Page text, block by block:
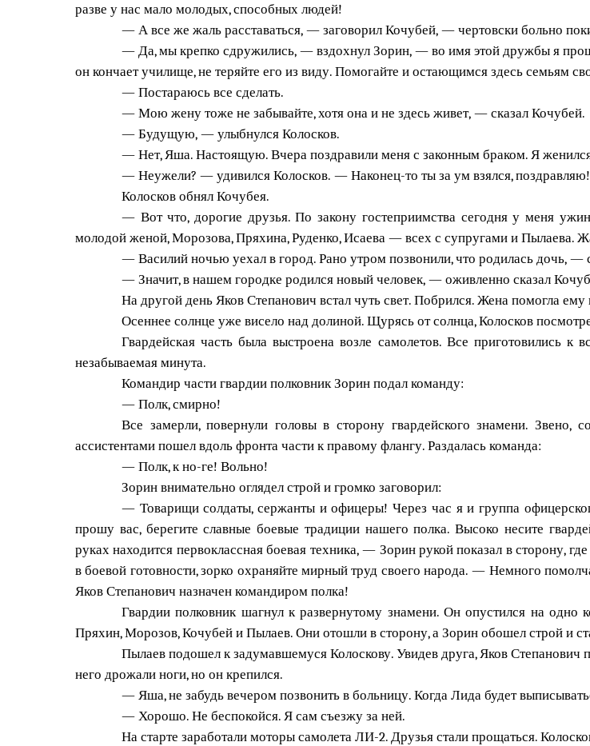
разве у нас мало молодых, способных людей!
— А все же жаль расставаться, — заговорил Кочубей, — чертовски больно
— Да, мы крепко сдружились, — вздохнул Зорин, — во имя этой дружбы я
он кончает училище, не теряйте его из виду. Помогайте и остающимся здесь семьям
— Постараюсь все сделать.
— Мою жену тоже не забывайте, хотя она и не здесь живет, — сказал Кочубей.
— Будущую, — улыбнулся Колосков.
— Нет, Яша. Настоящую. Вчера поздравили меня с законным браком. Я
— Неужели? — удивился Колосков. — Наконец-то ты за ум взялся, поздравляю!
Колосков обнял Кочубея.
— Вот что, дорогие друзья. По закону гостеприимства сегодня у меня
молодой женой, Морозова, Пряхина, Руденко, Исаева — всех с супругами и Пылаева.
— Василий ночью уехал в город. Рано утром позвонили, что родилась дочь, —
— Значит, в нашем городке родился новый человек, — оживленно сказал
На другой день Яков Степанович встал чуть свет. Побрился. Жена помогла
Осеннее солнце уже висело над долиной. Щурясь от солнца, Колосков
Гвардейская часть была выстроена возле самолетов. Все приготовились к
незабываемая минута.
Командир части гвардии полковник Зорин подал команду:
— Полк, смирно!
Все замерли, повернули головы в сторону гвардейского знамени.
ассистентами пошел вдоль фронта части к правому флангу. Раздалась команда:
— Полк, к но-ге! Вольно!
Зорин внимательно оглядел строй и громко заговорил:
— Товарищи солдаты, сержанты и офицеры! Через час я и группа
прошу вас, берегите славные боевые традиции нашего полка. Высоко несите
руках находится первоклассная боевая техника, — Зорин рукой показал в сторону,
в боевой готовности, зорко охраняйте мирный труд своего народа. — Немного
Яков Степанович назначен командиром полка!
Гвардии полковник шагнул к развернутому знамени. Он опустился на
Пряхин, Морозов, Кочубей и Пылаев. Они отошли в сторону, а Зорин обошел строй и
Пылаев подошел к задумавшемуся Колоскову. Увидев друга, Яков
него дрожали ноги, но он крепился.
— Яша, не забудь вечером позвонить в больницу. Когда Лида будет
— Хорошо. Не беспокойся. Я сам съезжу за ней.
На старте заработали моторы самолета ЛИ-2. Друзья стали прощаться.